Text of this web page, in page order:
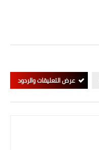
عرض التعليقات والردود